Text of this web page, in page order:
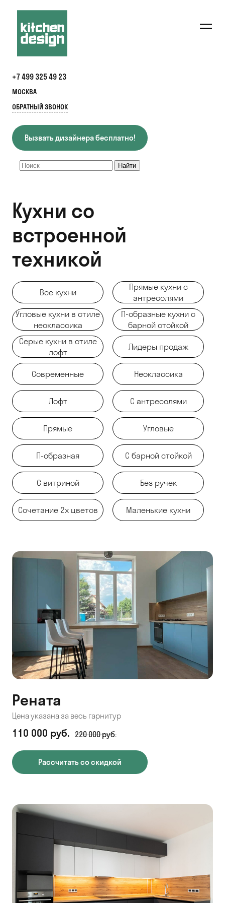
+7 499 325 49 23
МОСКВА
ОБРАТНЫЙ ЗВОНОК
Вызвать дизайнера бесплатно!
Кухни со
встроенной
техникой
Все кухни
Прямые кухни с
антресолями
Угловые кухни в стиле
неоклассика
П-образные кухни с
барной стойкой
Серые кухни в стиле
лофт
Лидеры продаж
Современные Неоклассика
Лофт С антресолями
Прямые Угловые
П-образная С барной стойкой
С витриной Без ручек
Сочетание 2х цветов Маленькие кухни
Рената
Цена указана за весь гарнитур
110 000 руб. 220 000 руб.
Рассчитать со скидкой